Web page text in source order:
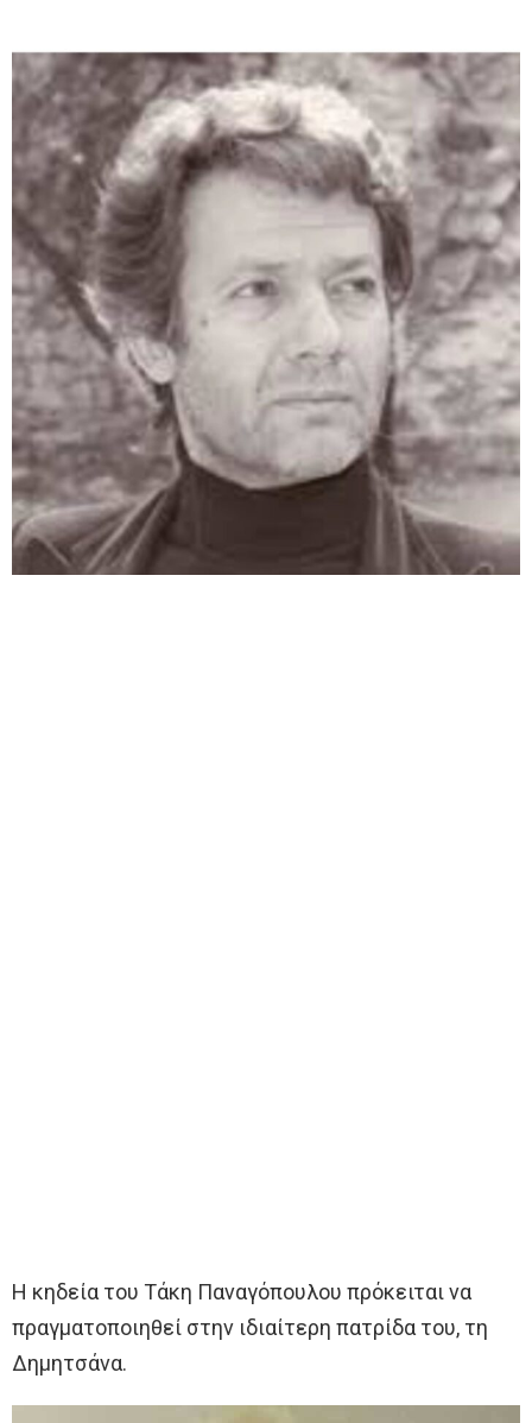
Η κηδεία του Τάκη Παναγόπουλου πρόκειται να
πραγματοποιηθεί στην ιδιαίτερη πατρίδα του, τη
Δημητσάνα.